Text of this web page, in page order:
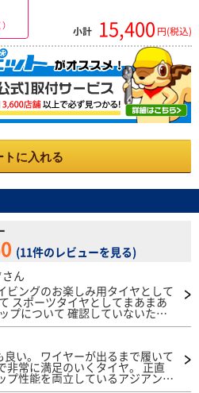
小計 15,400 円(税込)
トに入れる
(11件のレビューを見る)
ん
ビングのお楽しみ用タイヤとして
スポーツタイヤとしてまあまあ
について 確認していないた
イヤ転がり音について 他のレビ
街乗りで多用する速度域で鳴る
TREADWEAR200表記のタイヤ
か ・総評 耐摩耗性能
価にすることで、商品価値を見
い。 ワイヤーが出るまで履いて
常に満足のいくタイヤ。 正直
プ性能を両立しているアジアンタ
71RSと比較できるレベル。 若